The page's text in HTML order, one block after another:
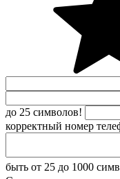
до 25 символов!
корректный номер
быть от 25 до 1000